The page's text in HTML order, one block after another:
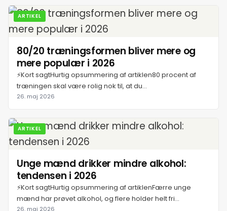
13. juli 2026
15. juli 2026
16. juli 2026
17. juli 2026
18. juli 2026
19. juli 2026
ARTIKEL
80/20 træningsformen bliver mere og
mere populær i 2026
⚡Kort sagtHurtig opsummering af artiklen80 procent af
træningen skal være rolig nok til, at du...
26. maj 2026
ARTIKEL
Unge mænd drikker mindre alkohol:
tendensen i 2026
⚡Kort sagtHurtig opsummering af artiklenFærre unge
mænd har prøvet alkohol, og flere holder helt fri...
26. maj 2026